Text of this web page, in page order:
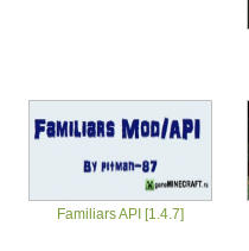
Familiars API [1.4.7]